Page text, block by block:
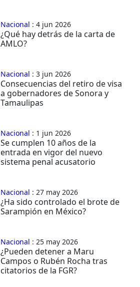
Nacional : 4 jun 2026
¿Qué hay detrás de la carta de
AMLO?
Nacional : 3 jun 2026
Consecuencias del retiro de visa
a gobernadores de Sonora y
Tamaulipas
Nacional : 1 jun 2026
Se cumplen 10 años de la
entrada en vigor del nuevo
sistema penal acusatorio
Nacional : 27 may 2026
¿Ha sido controlado el brote de
Sarampión en México?
Nacional : 25 may 2026
¿Pueden detener a Maru
Campos o Rubén Rocha tras
citatorios de la FGR?